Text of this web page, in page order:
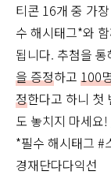
티콘 16개 중 가
수 해시태그*와
됩니다. 추첨을 통
을 증정하고 100
정한다고 하니 첫
도 놓치지 마세요!
*필수 해시태그 #
경재단다다익선